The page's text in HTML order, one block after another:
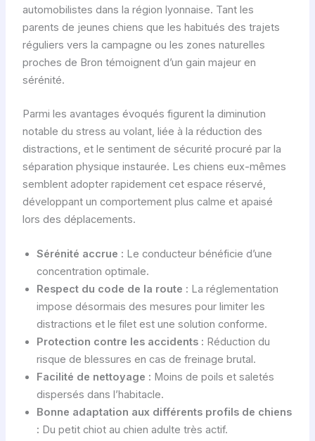
automobilistes dans la région lyonnaise. Tant les
parents de jeunes chiens que les habitués des trajets
réguliers vers la campagne ou les zones naturelles
proches de Bron témoignent d’un gain majeur en
sérénité.
Parmi les avantages évoqués figurent la diminution
notable du stress au volant, liée à la réduction des
distractions, et le sentiment de sécurité procuré par la
séparation physique instaurée. Les chiens eux-mêmes
semblent adopter rapidement cet espace réservé,
développant un comportement plus calme et apaisé
lors des déplacements.
Sérénité accrue : Le conducteur bénéficie d’une
concentration optimale.
Respect du code de la route : La réglementation
impose désormais des mesures pour limiter les
distractions et le filet est une solution conforme.
Protection contre les accidents : Réduction du
risque de blessures en cas de freinage brutal.
Facilité de nettoyage : Moins de poils et saletés
dispersés dans l’habitacle.
Bonne adaptation aux différents profils de chiens
: Du petit chiot au chien adulte très actif.